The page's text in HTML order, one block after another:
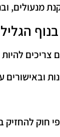
מנעולים,
הגליל
להיות
חוק להחזיק